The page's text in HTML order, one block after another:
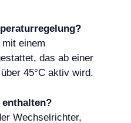
einem
das ab einer
45°C aktiv wird.
Wechselrichter,